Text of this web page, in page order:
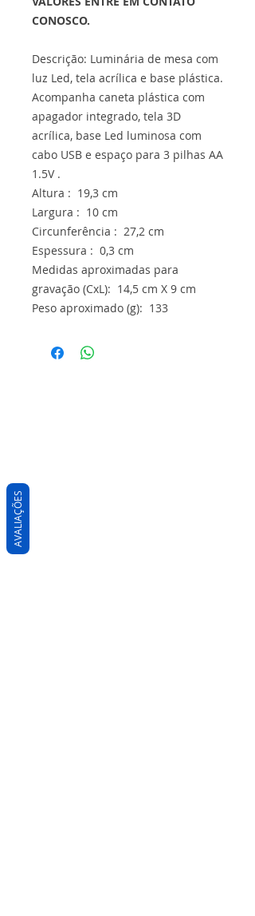
CONOSCO.
Descrição: Luminária de mesa com
luz Led, tela acrílica e base plástica.
Acompanha caneta plástica com
apagador integrado, tela 3D
acrílica, base Led luminosa com
cabo USB e espaço para 3 pilhas AA
1.5V .
Altura : 19,3 cm
Largura : 10 cm
Circunferência : 27,2 cm
Espessura : 0,3 cm
Medidas aproximadas para
gravação (CxL): 14,5 cm X 9 cm
Peso aproximado (g): 133
AVALIAÇÕES